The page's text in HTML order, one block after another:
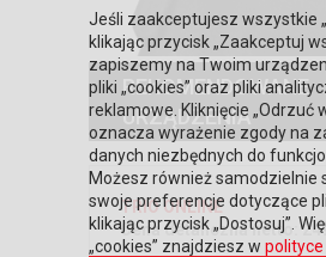
REKOMENDOWANE
URZĄDZENIA
TRIO ONLINE
Cena detaliczna netto:
Jeśli zaakceptujesz wszystkie
klikając przycisk „Zaakceptuj
zapiszemy na Twoim
pliki „cookies” oraz pliki
reklamowe. Kliknięcie „Odrzuć
oznacza wyrażenie zgody na
danych niezbędnych do
Możesz również samodzielnie
swoje preferencje dotyczące
klikając przycisk „Dostosuj”.
„cookies” znajdziesz w